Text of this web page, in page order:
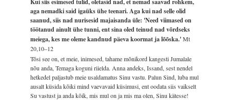
aga nemadki said igaüks ühe teenari. Aga kui nad selle olid
saanud, siis nad nurisesid majaisanda üle: 'Need viimased on
töötanud ainult ühe tunni, ent sina oled teinud nad võrdseks
meiega, kes me oleme kandnud päeva koormat ja lõõska.'Mt
20,10–12
Tõsi see on, et meie, inimesed, tahame mõnikord kangesti Jumalale
nõu anda, Temaga koguni riielda. Anna andeks, Issand, sest nendel
hetkedel paljastub meie usaldamatus Sinu vastu. Palun Sind, luba mul
ausalt küsida kõiki mind vaevavaid küsimusi, ent oodata siis vaikselt
Su vastust ja anda kõik, mis mul on ja mis ma olen, Sinu kätesse!